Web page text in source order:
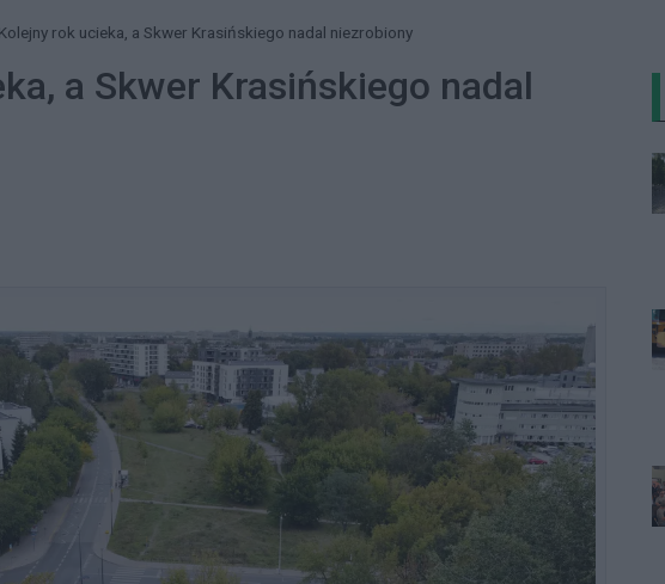
Kolejny rok ucieka, a Skwer Krasińskiego nadal niezrobiony
a Skwer Krasińskiego nadal